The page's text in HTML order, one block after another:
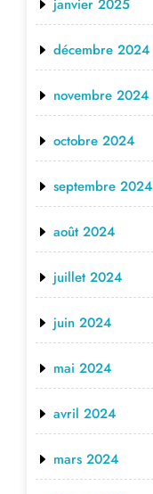
janvier 2025
décembre 2024
novembre 2024
octobre 2024
septembre 2024
août 2024
juillet 2024
juin 2024
mai 2024
avril 2024
mars 2024